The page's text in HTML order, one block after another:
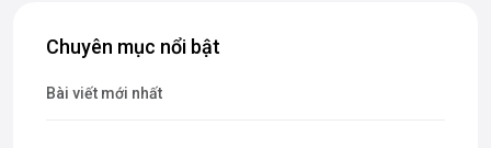
Chuyên mục nổi bật
Bài viết mới nhất